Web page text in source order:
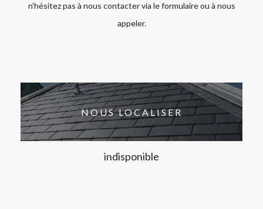
n’hésitez pas à nous contacter via le formulaire ou à nous
appeler.
NOUS LOCALISER
indisponible